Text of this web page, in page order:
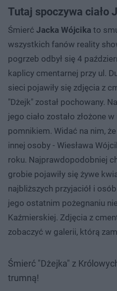
Tutaj spoczywa ciało
Śmierć Jacka Wójcika to
wszystkich fanów reality
pogrzeb odbył się 4
kaplicy cmentarnej przy ul.
sieci pojawiły się zdjęcia z
"Dżejk" został pochowany.
jego ciało zostało złożone
pomnikiem. Widać na nim,
innej osoby - Wiesława
roku. Najprawdopodobniej
grobie pojawiły się żywe
najbliższych przyjaciół i
jego ostatnim pożegnaniu
Kaźmierskiej. Zdjęcia z
zobaczyć w galerii, którą
Śmierć "Dżejka" z
trumną!